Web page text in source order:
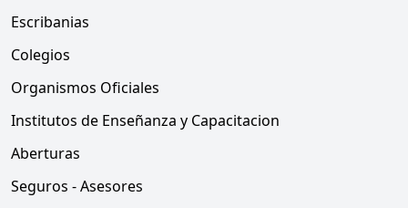
Escribanias
Colegios
Organismos Oficiales
Institutos de Enseñanza y Capacitacion
Aberturas
Seguros - Asesores